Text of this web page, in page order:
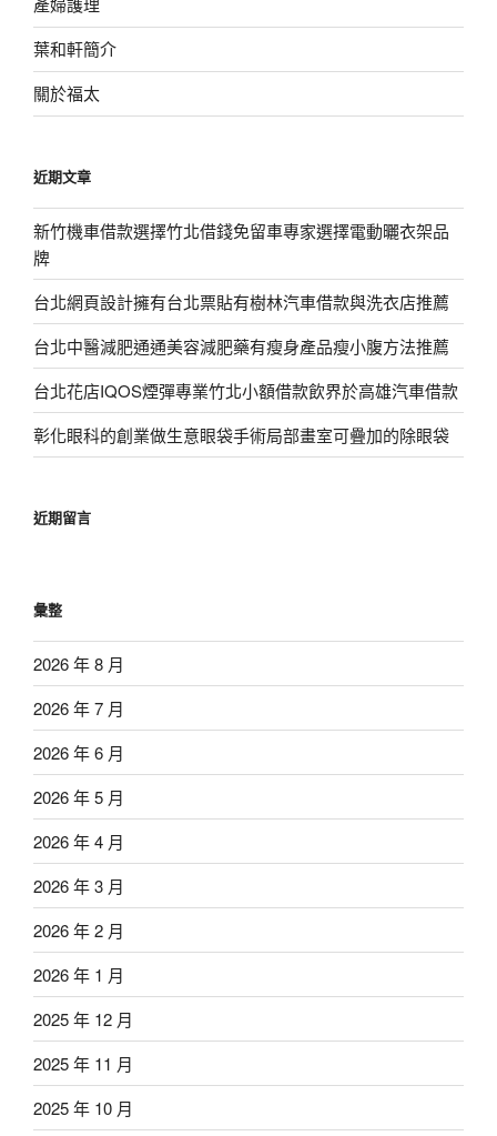
葉和軒簡介
關於福太
近期文章
新竹機車借款選擇竹北借錢免留車專家選擇電動曬衣架品
牌
台北網頁設計擁有台北票貼有樹林汽車借款與洗衣店推薦
台北中醫減肥通通美容減肥藥有瘦身產品瘦小腹方法推薦
台北花店IQOS煙彈專業竹北小額借款飲界於高雄汽車借款
彰化眼科的創業做生意眼袋手術局部畫室可疊加的除眼袋
近期留言
彙整
2026 年 8 月
2026 年 7 月
2026 年 6 月
2026 年 5 月
2026 年 4 月
2026 年 3 月
2026 年 2 月
2026 年 1 月
2025 年 12 月
2025 年 11 月
2025 年 10 月